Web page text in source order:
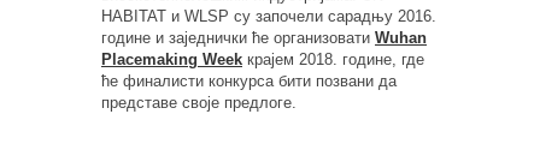
HABITAT и WLSP су започели сарадњу 2016.
године и заједнички ће организовати Wuhan
Placemaking Week крајем 2018. године, где
ће финалисти конкурса бити позвани да
представе своје предлоге.